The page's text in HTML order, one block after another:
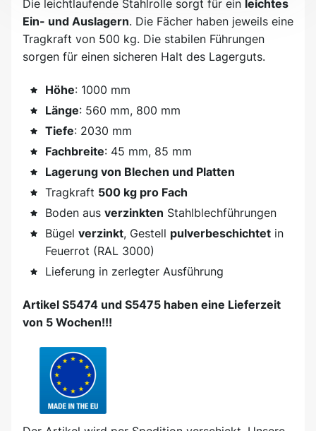
Die leichtlaufende Stahlrolle sorgt für ein leichtes
Ein- und Auslagern. Die Fächer haben jeweils eine
Tragkraft von 500 kg. Die stabilen Führungen
sorgen für einen sicheren Halt des Lagerguts.
Höhe: 1000 mm
Länge: 560 mm, 800 mm
Tiefe: 2030 mm
Fachbreite: 45 mm, 85 mm
Lagerung von Blechen und Platten
Tragkraft 500 kg pro Fach
Boden aus verzinkten Stahlblechführungen
Bügel verzinkt, Gestell pulverbeschichtet in
Feuerrot (RAL 3000)
Lieferung in zerlegter Ausführung
Artikel S5474 und S5475 haben eine Lieferzeit
von 5 Wochen!!!